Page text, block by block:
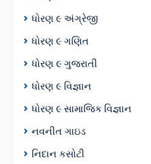
ધોરણ ૯ અંગ્રેજી
ધોરણ ૯ ગણિત
ધોરણ ૯ ગુજરાતી
ધોરણ ૯ વિજ્ઞાન
ધોરણ ૯ સામાજિક વિજ્ઞાન
નવનીત ગાઇડ
નિદાન કસોટી